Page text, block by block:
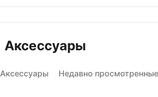
Аксессуары
Аксессуары Недавно просмотренные